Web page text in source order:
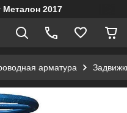
Металон 2017
арматура